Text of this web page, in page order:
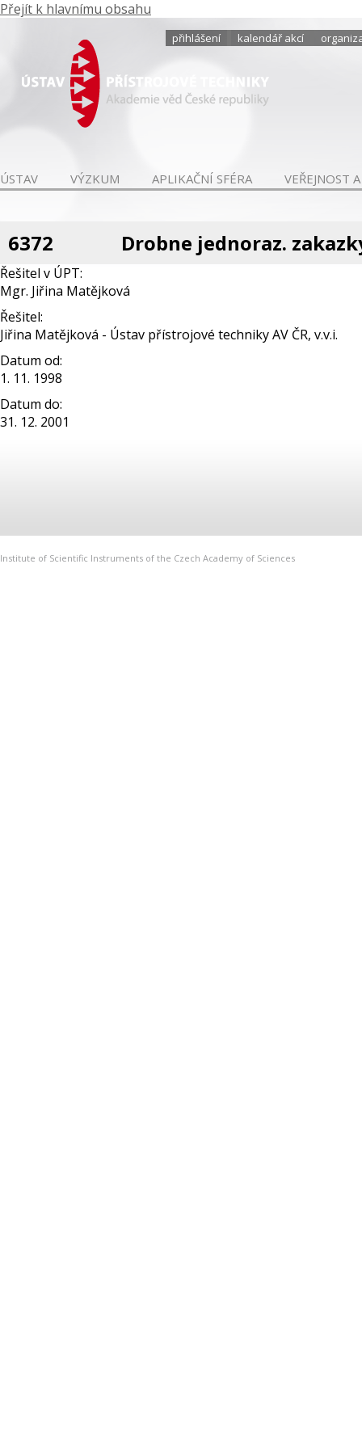
Přejít k hlavnímu obsahu
přihlášení kalendář akcí
ÚSTAV VÝZKUM APLIKAČNÍ SFÉRA VEŘEJNOST
6372 Drobne jednoraz.
Řešitel v ÚPT:
Mgr. Jiřina Matějková
Řešitel:
Jiřina Matějková - Ústav přístrojové techniky AV ČR, v.v.i.
Datum od:
1. 11. 1998
Datum do:
31. 12. 2001
Institute of Scientific Instruments of the Czech Academy of Sciences